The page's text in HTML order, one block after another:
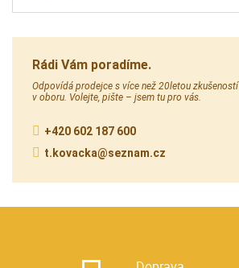
Rádi Vám poradíme.
Odpovídá prodejce s více než 20letou zkušeností
v oboru. Volejte, pište – jsem tu pro vás.
+420 602 187 600
t.kovacka@seznam.cz